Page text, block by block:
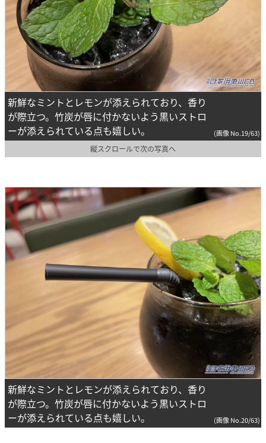
新鮮なミントとレモンが添えられており、香り
が際立つ。竹炭が唇に付かないよう黒いストロ
ーが添えられている点も嬉しい。
(画像 No.19/63)
縦スクロールで次の写真へ
新鮮なミントとレモンが添えられており、香り
が際立つ。竹炭が唇に付かないよう黒いストロ
ーが添えられている点も嬉しい。
(画像 No.20/63)